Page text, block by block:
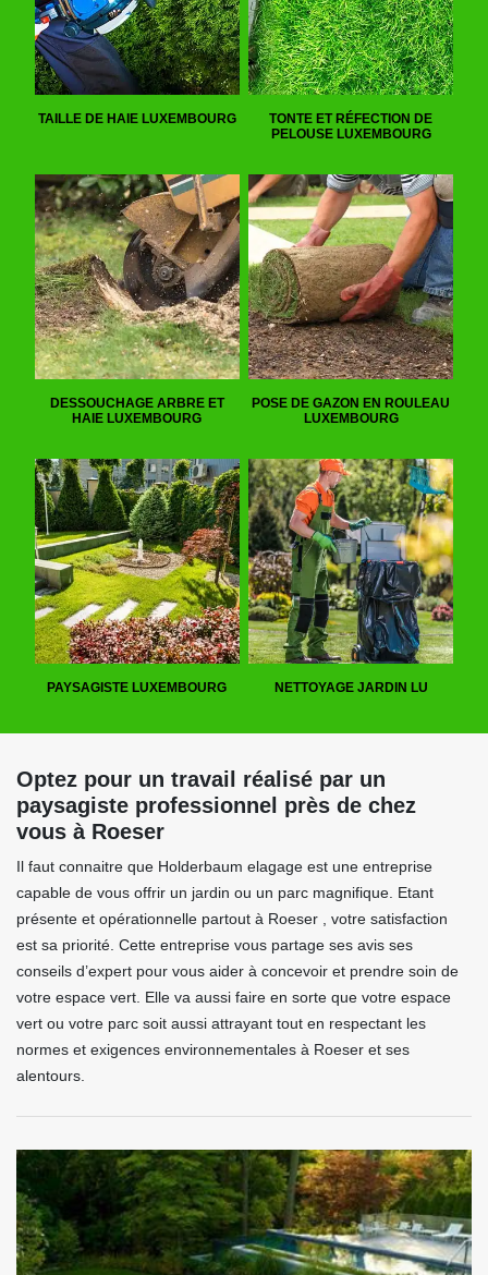
TAILLE DE HAIE LUXEMBOURG
TONTE ET RÉFECTION DE
PELOUSE LUXEMBOURG
DESSOUCHAGE ARBRE ET
HAIE LUXEMBOURG
POSE DE GAZON EN ROULEAU
LUXEMBOURG
PAYSAGISTE LUXEMBOURG NETTOYAGE JARDIN LU
Optez pour un travail réalisé par un
paysagiste professionnel près de chez
vous à Roeser
Il faut connaitre que Holderbaum elagage est une entreprise
capable de vous offrir un jardin ou un parc magnifique. Etant
présente et opérationnelle partout à Roeser , votre satisfaction
est sa priorité. Cette entreprise vous partage ses avis ses
conseils d’expert pour vous aider à concevoir et prendre soin de
votre espace vert. Elle va aussi faire en sorte que votre espace
vert ou votre parc soit aussi attrayant tout en respectant les
normes et exigences environnementales à Roeser et ses
alentours.